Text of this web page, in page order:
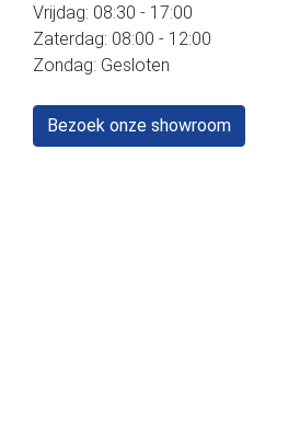
Vrijdag: 08:30 - 17:00
Zaterdag: 08:00 - 12:00
Zondag: Gesloten
Bezoek onze showroom